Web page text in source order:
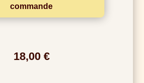
commande
18,00 €